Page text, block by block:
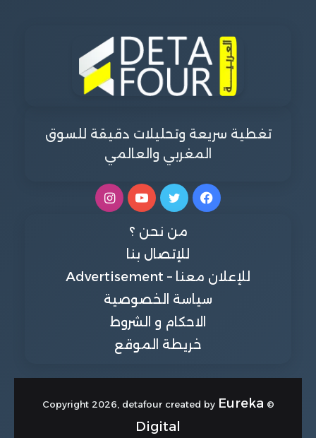
تغطية سريعة وتحليلات دقيقة للسوق
المغربي والعالمي
فيسبوكتويتر يوتيوبانستقرام
من نحن ؟
للإتصال بنا
للإعلان معنا – Advertisement
سياسة الخصوصية
الاحكام و الشروط
خريطة الموقع
© Copyright 2026, detafour created by
Eureka
Digital